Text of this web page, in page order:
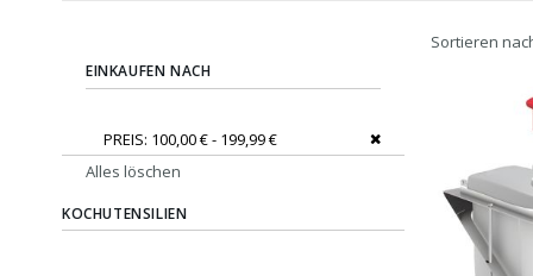
Sortieren
EINKAUFEN NACH
PREIS 100,00 € - 199,99 €
Dies entfernen
Alles löschen
KOCHUTENSILIEN